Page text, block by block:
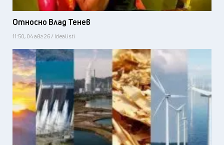
Относно Влад Тенев
11:50, 04 авг 26 / Idealisti